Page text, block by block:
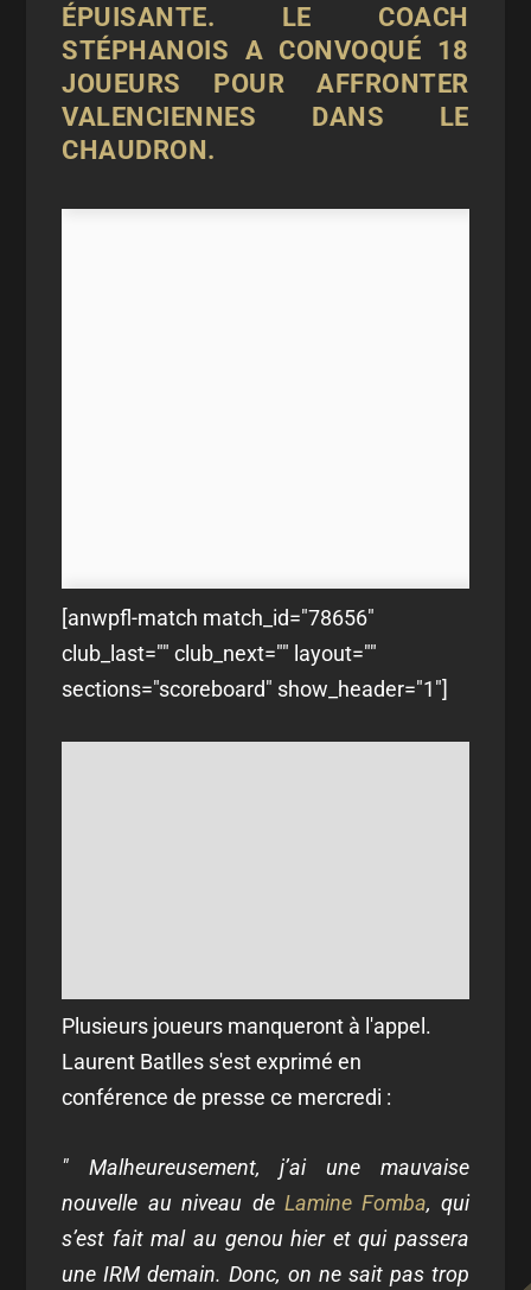
ÉPUISANTE. LE COACH
STÉPHANOIS A CONVOQUÉ 18
JOUEURS POUR AFFRONTER
VALENCIENNES DANS LE
CHAUDRON.
[anwpfl-match match_id="78656"
club_last="" club_next="" layout=""
sections="scoreboard" show_header="1"]
Plusieurs joueurs manqueront à l'appel.
Laurent Batlles s'est exprimé en
conférence de presse ce mercredi :
" Malheureusement, j’ai une mauvaise
nouvelle au niveau de Lamine Fomba, qui
s’est fait mal au genou hier et qui passera
une IRM demain. Donc, on ne sait pas trop